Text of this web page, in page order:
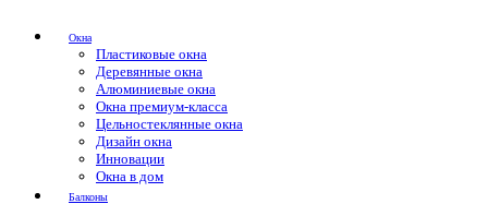
Окна
Пластиковые окна
Деревянные окна
Алюминиевые окна
Окна премиум-класса
Цельностеклянные окна
Дизайн окна
Инновации
Окна в дом
Балконы